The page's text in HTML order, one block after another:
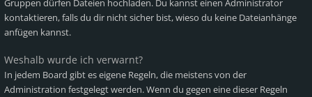
Gruppen dürfen Dateien hochladen. Du kannst einen Administrator
kontaktieren, falls du dir nicht sicher bist, wieso du keine Dateianhänge
anfügen kannst.
Weshalb wurde ich verwarnt?
In jedem Board gibt es eigene Regeln, die meistens von der
Administration festgelegt werden. Wenn du gegen eine dieser Regeln